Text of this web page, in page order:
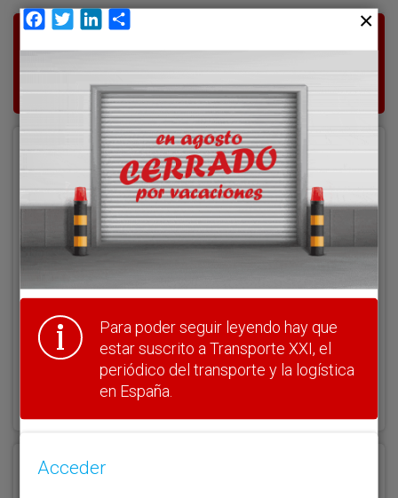
del transporte y la logística en España.
Nombre de usuario
¿Olvidó su clave?
Haga clic aquí para recuperarla.
Registrarse
Facebook
TwitterLinkedIn
Para poder seguir leyendo hay que
estar suscrito a Transporte XXI, el
periódico del transporte y la logística
en España.
Acceder